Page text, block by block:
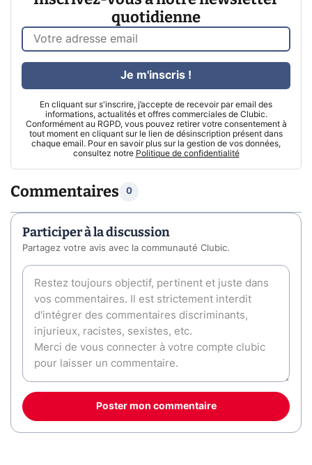
quotidienne
En cliquant sur s'inscrire, j’accepte de recevoir par email des
informations, actualités et offres commerciales de Clubic.
Conformément au RGPD, vous pouvez retirer votre consentement à
tout moment en cliquant sur le lien de désinscription présent dans
chaque email. Pour en savoir plus sur la gestion de vos données,
consultez notre Politique de confidentialité
Je m'inscris !
Commentaires 0
Participer à la discussion
Partagez votre avis avec la communauté Clubic.
Poster mon commentaire